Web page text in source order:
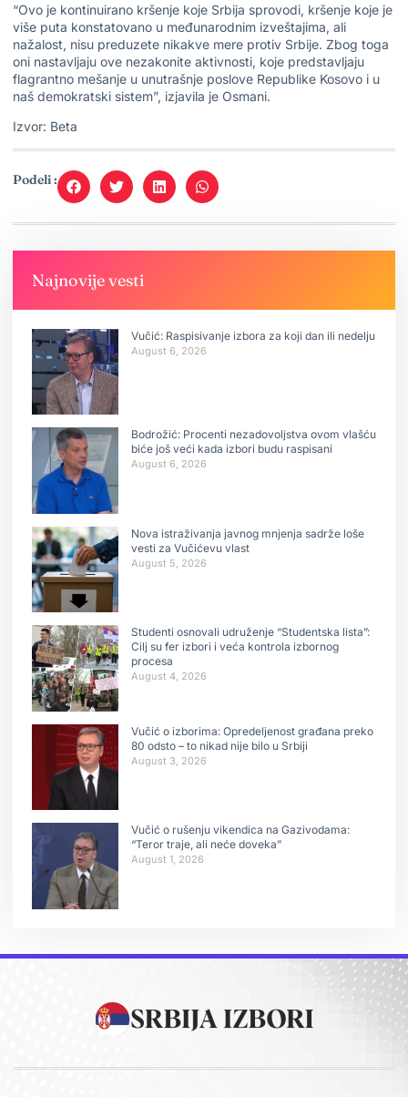
“Ovo je kontinuirano kršenje koje Srbija sprovodi, kršenje koje je
više puta konstatovano u međunarodnim izveštajima, ali
nažalost, nisu preduzete nikakve mere protiv Srbije. Zbog toga
oni nastavljaju ove nezakonite aktivnosti, koje predstavljaju
flagrantno mešanje u unutrašnje poslove Republike Kosovo i u
naš demokratski sistem”, izjavila je Osmani.
Izvor: Beta
Podeli :
Najnovije vesti
Vučić: Raspisivanje izbora za koji dan ili nedelju
August 6, 2026
Bodrožić: Procenti nezadovoljstva ovom vlašću
biće još veći kada izbori budu raspisani
August 6, 2026
Nova istraživanja javnog mnjenja sadrže loše
vesti za Vučićevu vlast
August 5, 2026
Studenti osnovali udruženje “Studentska lista”:
Cilj su fer izbori i veća kontrola izbornog
procesa
August 4, 2026
Vučić o izborima: Opredeljenost građana preko
80 odsto – to nikad nije bilo u Srbiji
August 3, 2026
Vučić o rušenju vikendica na Gazivodama:
“Teror traje, ali neće doveka”
August 1, 2026